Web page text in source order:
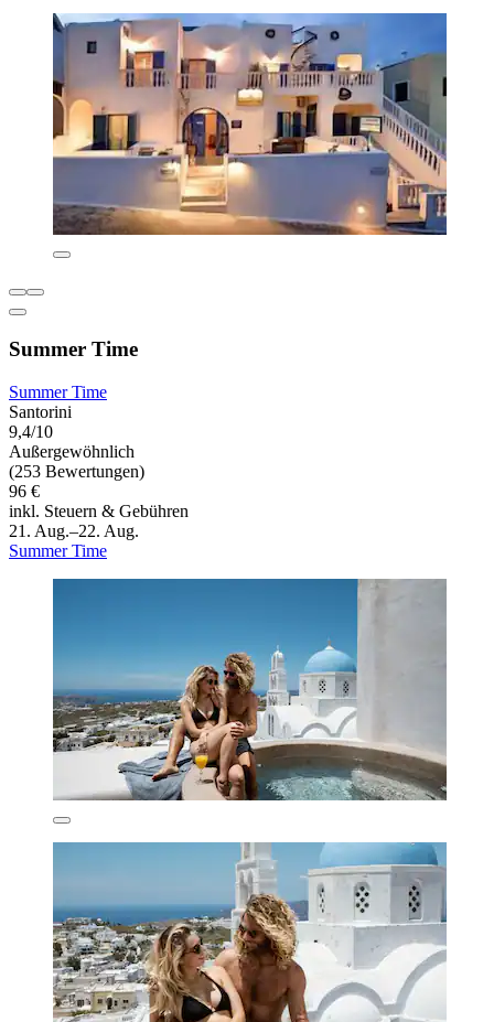
Summer Time
Summer Time
Santorini
9,4/10
Außergewöhnlich
(253 Bewertungen)
96 €
inkl. Steuern & Gebühren
21. Aug.–22. Aug.
Summer Time